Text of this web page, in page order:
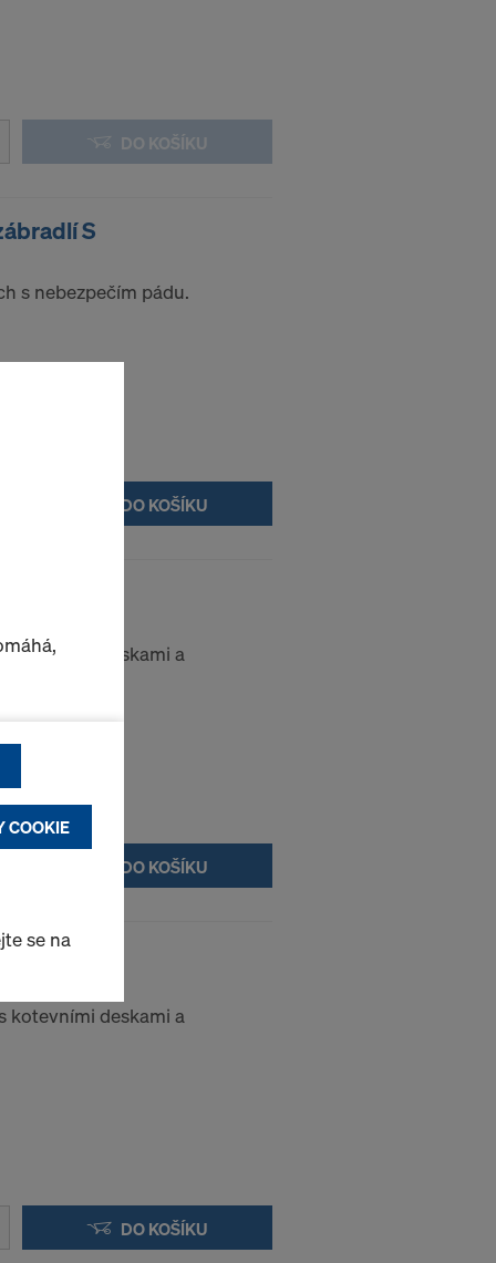
DO KOŠÍKU
S
s nebezpečím pádu.
DO KOŠÍKU
kotevními deskami a
DO KOŠÍKU
kotevními deskami a
DO KOŠÍKU
&
soudní
úrovni
třetí
a
tomuto
COOKIE
se na